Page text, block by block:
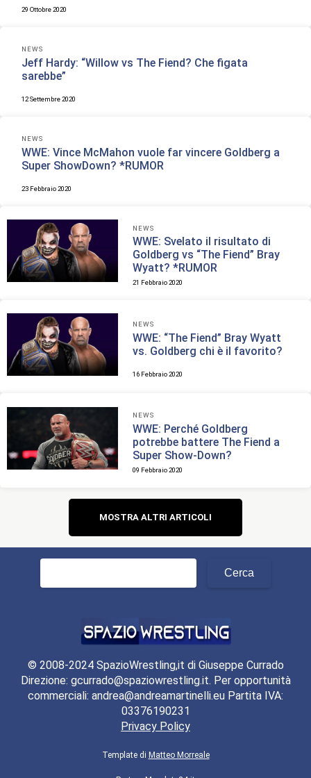
29 Ottobre 2020
NEWS
Jeff Hardy: “Willow vs The Fiend? Che figata
sarebbe”
12 Settembre 2020
NEWS
WWE: Vince McMahon vuole far vincere Goldberg a
Super ShowDown? *RUMOR
23 Febbraio 2020
NEWS
WWE: Svelato il risultato di
Goldberg vs “The Fiend” Bray
Wyatt? *RUMOR
21 Febbraio 2020
NEWS
WWE: “The Fiend” Bray Wyatt
vs. Goldberg chi è il favorito?
16 Febbraio 2020
NEWS
WWE: Perché Goldberg
potrebbe battere The Fiend a
Super Show-Down?
09 Febbraio 2020
Navigazione
articoli
MOSTRA ALTRI ARTICOLI
© 2008-2024 SpazioWrestling,it di Giuseppe Currado
Direzione: gcurrado@spaziowrestling.it. Per opportunità
commerciali: andrea@andreamartinelli.eu Partita IVA:
03376190231
Privacy Policy
Template di Matteo Morreale